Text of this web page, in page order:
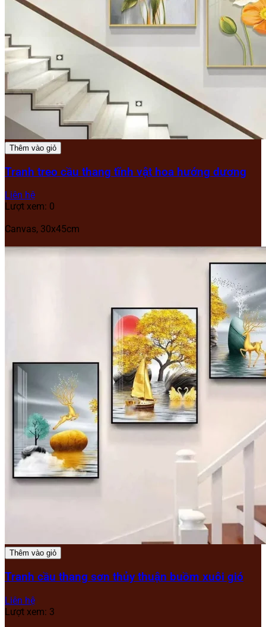
Thêm vào giỏ
Tranh treo cầu thang tĩnh vật hoa hướng dương
Liên hệ
Lượt xem: 0
Canvas, 30x45cm
Thêm vào giỏ
Tranh cầu thang sơn thủy thuận buồm xuôi gió
Liên hệ
Lượt xem: 3